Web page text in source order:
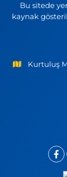
Bu sitede
kaynak
Kurtuluş